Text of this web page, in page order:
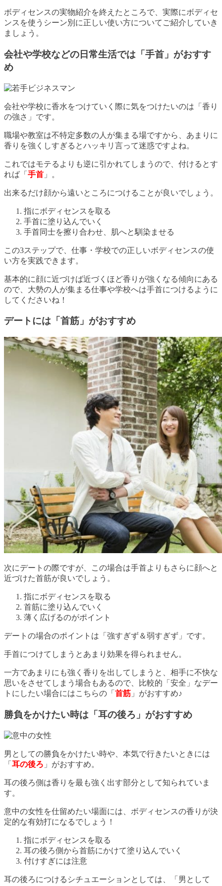
ボディセンスの実物紹介を終えたところで、実際にボディセ
ンスを使うシーン別に正しい使い方についてご紹介していき
ましょう。
会社や学校などの日常生活では「手首」がおすす
め
会社や学校に香水をつけていく際に気をつけたいのは「香り
の強さ」です。
職場や教室は不特定多数の人が集まる場ですから、あまりに
香りを強くしすぎるとハッキリ言って迷惑ですよね。
これではモテるよりも逆に引かれてしまうので、付けるとす
れば「 手首 」。
出来るだけ顔から遠いところにつけることが良いでしょう。
指にボディセンスを取る
手首に塗り込んでいく
手首同士を擦り合わせ、肌へと馴染ませる
この3ステップで、仕事・学校での正しいボディセンスの使
い方を実践できます。
基本的に顔に近づけば近づくほど香りが強くなる傾向にある
ので、大勢の人が集まる仕事や学校へは手首につけるように
してくださいね！
デートには「首筋」がおすすめ
次にデートの際ですが、この場合は手首よりもさらに顔へと
近づけた首筋が良いでしょう。
指にボディセンスを取る
首筋に塗り込んでいく
薄く広げるのがポイント
デートの場合のポイントは「強すぎず＆弱すぎず」です。
手首につけてしまうとあまり効果を得られません。
一方であまりにも強く香りを出してしまうと、相手に不快な
思いをさせてしまう場合もあるので、比較的「安全」なデー
トにしたい場合にはこちらの「 首筋 」がおすすめ♪
勝負をかけたい時は「耳の後ろ」がおすすめ
男としての勝負をかけたい時や、本気で行きたいときには
「 耳の後ろ 」がおすすめ。
耳の後ろ側は香りを最も強く出す部分として知られていま
す。
意中の女性を仕留めたい場面には、ボディセンスの香りが決
定的な有効打になるでしょう！
指にボディセンスを取る
耳の後ろ側から首筋にかけて塗り込んでいく
付けすぎには注意
耳の後ろにつけるシチュエーションとしては、「男として